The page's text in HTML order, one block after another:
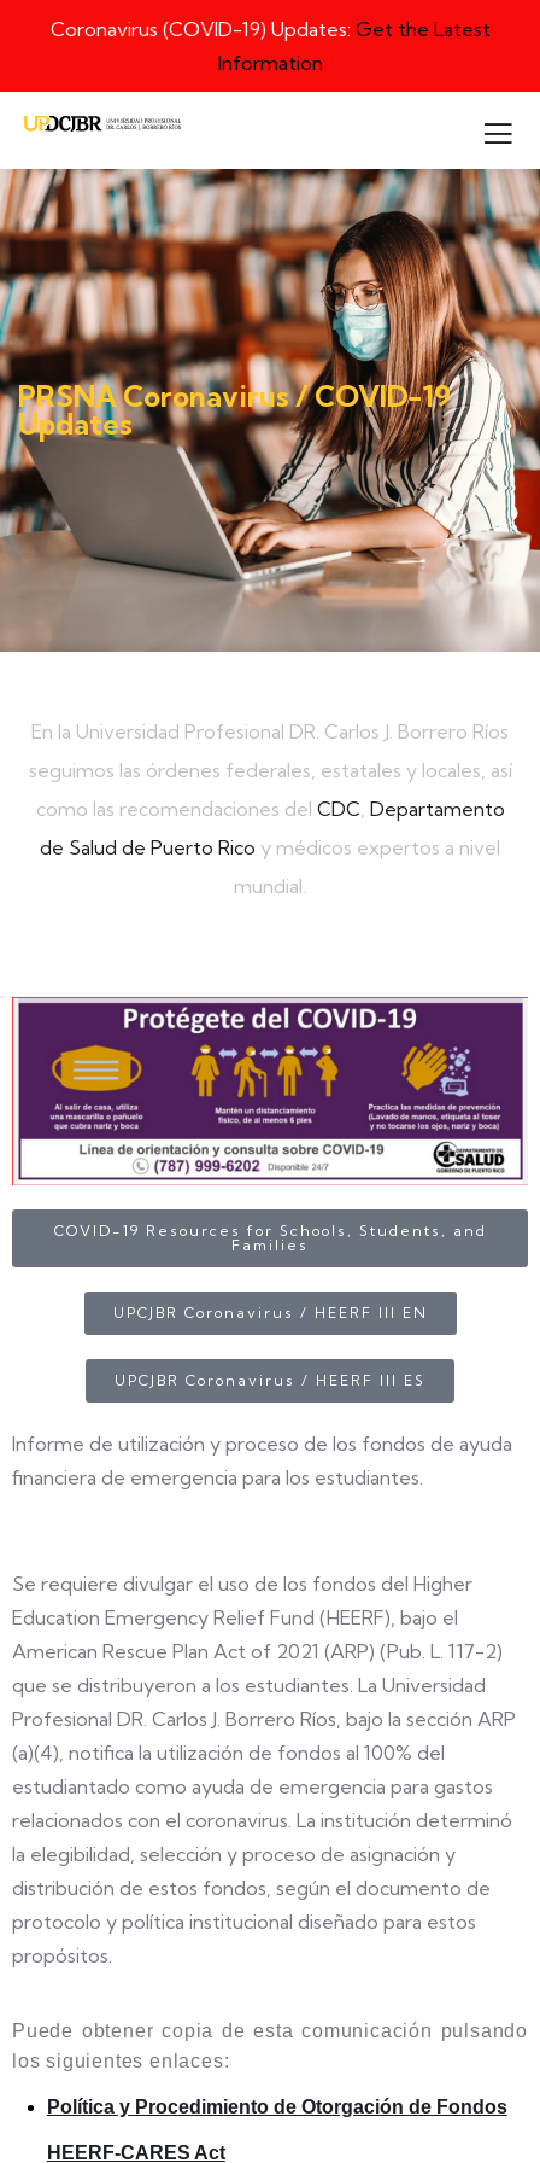
Coronavirus (COVID-19) Updates: Get the Latest
Information
PRSNA Coronavirus / COVID-19
Updates
En la Universidad Profesional DR. Carlos J. Borrero Ríos
seguimos las órdenes federales, estatales y locales, así
como las recomendaciones del CDC, Departamento
de Salud de Puerto Rico y médicos expertos a nivel
mundial.
COVID-19 Resources for Schools, Students, and
Families
UPCJBR Coronavirus / HEERF III EN
UPCJBR Coronavirus / HEERF III ES
Informe de utilización y proceso de los fondos de ayuda
financiera de emergencia para los estudiantes.
Se requiere divulgar el uso de los fondos del Higher
Education Emergency Relief Fund (HEERF), bajo el
American Rescue Plan Act of 2021 (ARP) (Pub. L. 117-2)
que se distribuyeron a los estudiantes. La Universidad
Profesional DR. Carlos J. Borrero Ríos, bajo la sección ARP
(a)(4), notifica la utilización de fondos al 100% del
estudiantado como ayuda de emergencia para gastos
relacionados con el coronavirus. La institución determinó​
la elegibilidad, selección y proceso de asignación y
distribución de estos fondos, según el documento de
protocolo y política institucional diseñado para estos
propósitos.
Puede obtener copia de esta comunicación pulsando
los siguientes enlaces:
Política y Procedimiento de Otorgación de Fondos
HEERF-CARES Act